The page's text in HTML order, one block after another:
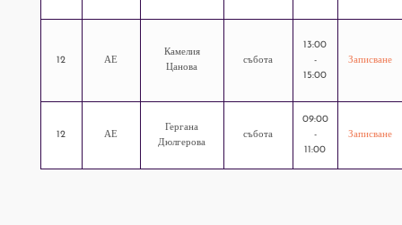
12 АЕ
Камелия
Цанова
събота
13:00
-
15:00
Записване
12 АЕ
Гергана
Дюлгерова
събота
09:00
-
11:00
Записване